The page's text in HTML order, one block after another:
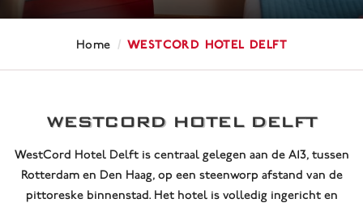
Home / WestCord Hotel Delft
WESTCORD HOTEL DELFT
WestCord Hotel Delft is centraal gelegen aan de A13, tussen
Rotterdam en Den Haag, op een steenworp afstand van de
pittoreske binnenstad. Het hotel is volledig ingericht en